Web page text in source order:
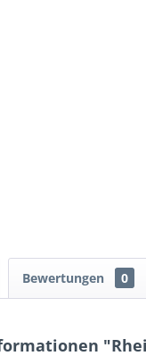
Bewertungen 0